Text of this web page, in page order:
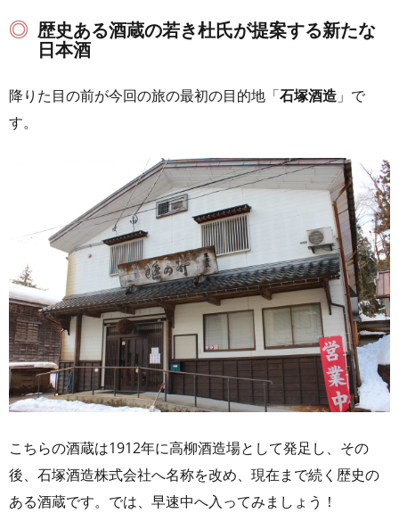
歴史ある酒蔵の若き杜氏が提案する新たな
日本酒
降りた目の前が今回の旅の最初の目的地「石塚酒造 」で
す。
こちらの酒蔵は1912年に高柳酒造場として発足し、その
後、石塚酒造株式会社へ名称を改め、現在まで続く歴史の
ある酒蔵です。では、早速中へ入ってみましょう！